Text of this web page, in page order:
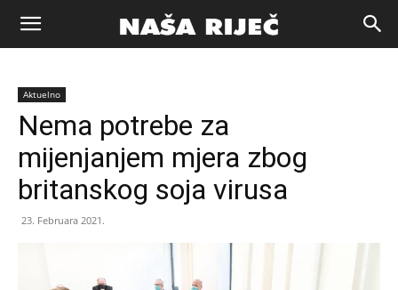
Naša
riječ
Zenica
Aktuelno
Nema potrebe za
mijenjanjem mjera zbog
britanskog soja virusa
23. Februara 2021.